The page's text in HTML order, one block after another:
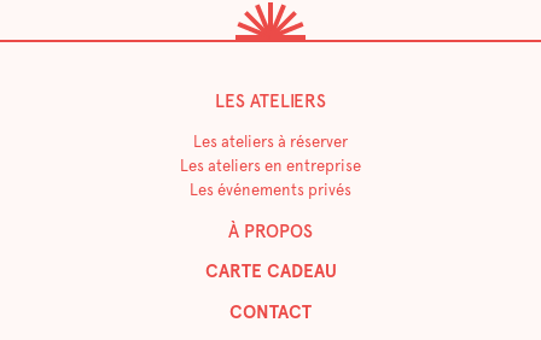
LES ATELIERS
Les ateliers à réserver
Les ateliers en entreprise
Les événements privés
À PROPOS
CARTE CADEAU
CONTACT